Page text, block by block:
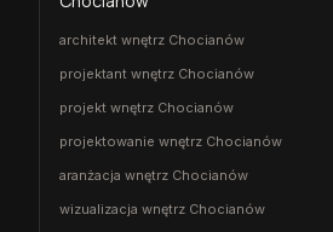
architekt wnętrz Chocianów
projektant wnętrz Chocianów
projekt wnętrz Chocianów
projektowanie wnętrz Chocianów
aranżacja wnętrz Chocianów
wizualizacja wnętrz Chocianów